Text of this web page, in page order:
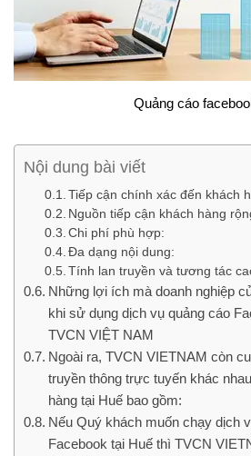
Quảng cáo
Nội dung bài viết
Tiếp cận chính xác đến khách
Nguồn tiếp cận khách hàng
Chi phí phù hợp:
Đa dạng nội dung:
Tính lan truyền và tương tác
Những lợi ích mà doanh nghiệp
khi sử dụng dịch vụ quảng cáo
TVCN VIỆT NAM
Ngoài ra, TVCN VIETNAM còn
truyền thông trực tuyến khác
hàng tại Huế bao gồm:
Nếu Quý khách muốn chạy dịch
Facebook tại Huế thì TVCN